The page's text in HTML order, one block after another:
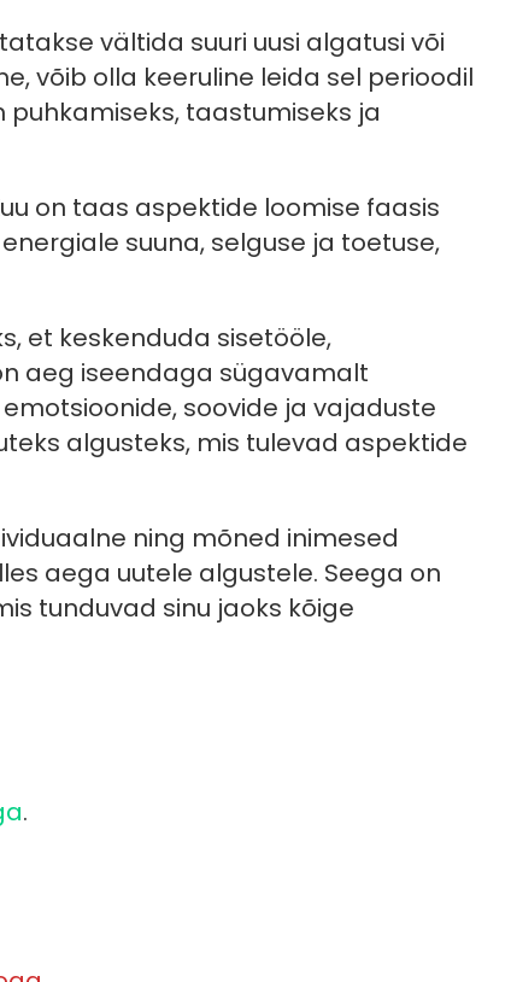
vältida suuri uusi algatusi või
võib olla keeruline leida sel perioodil
puhkamiseks, taastumiseks ja
on taas aspektide loomise faasis
suuna, selguse ja toetuse,
et keskenduda sisetööle,
aeg iseendaga sügavamalt
soovide ja vajaduste
algusteks, mis tulevad aspektide
ning mõned inimesed
aega uutele algustele. Seega on
tunduvad sinu jaoks kõige
.